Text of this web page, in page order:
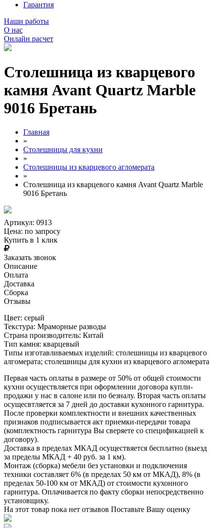
Гарантия
Наши работы
О нас
Онлайн расчет
Столешница из кварцевого
камня Avant Quartz Marble
9016 Бретань
Главная
»
Столешницы для кухни
»
Столешницы из кварцевого агломерата
»
Столешница из кварцевого камня Avant Quartz Marble
9016 Бретань
Артикул: 0913
Цена: по запросу
Купить в 1 клик
Заказать звонок
Описание
Оплата
Доставка
Сборка
Отзывы
Цвет: серый
Текстура: Мраморные разводы
Страна производитель: Китай
Тип камня: кварцевый
Типы изготавливаемых изделий: столешницы из кварцевого
алгомерата; столешницы для кухни из кварцевого агломерата
Первая часть оплаты в размере от 50% от общей стоимости
кухни осуществляется при оформлении договора купли-
продажи у нас в салоне или по безналу. Вторая часть оплаты
осущесвтляется за 7 дней до доставки кухонного гарнитура.
После проверки комплектности и внешних качественных
признаков подписывается акт приемки-передачи товара
(комплектность гарнитура Вы сверяете со спецификацией к
договору).
Доставка в пределах МКАД осуществяется бесплатно (выезд
за пределы МКАД + 40 руб. за 1 км).
Монтаж (сборка) мебели без установки и подключения
техники составляет 6% (в пределах 50 км от МКАД), 8% (в
пределах 50-100 км от МКАД) от стоимости кухонного
гарнитура. Оплачивается по факту сборки непосредственно
установщику.
На этот товар пока нет отзывов Поставьте Вашу оценку